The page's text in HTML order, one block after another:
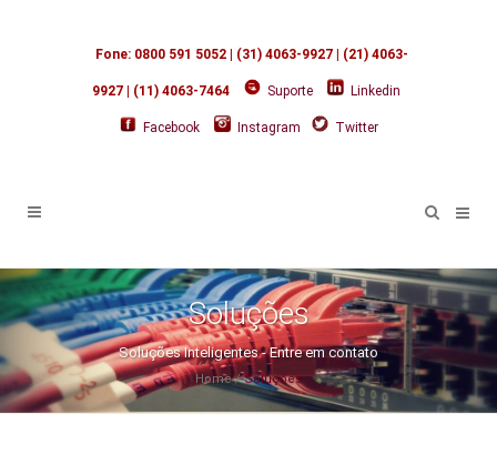
Fone: 0800 591 5052 | (31) 4063-9927 | (21) 4063-
9927 | (11) 4063-7464 Suporte Linkedin
Facebook Instagram Twitter
Soluções
Soluções Inteligentes - Entre em contato
Home/Soluções